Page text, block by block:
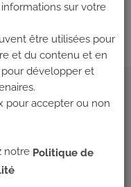
sur votre
être utilisées pour
et du contenu et en
développer et
pour accepter ou non
notre Politique de